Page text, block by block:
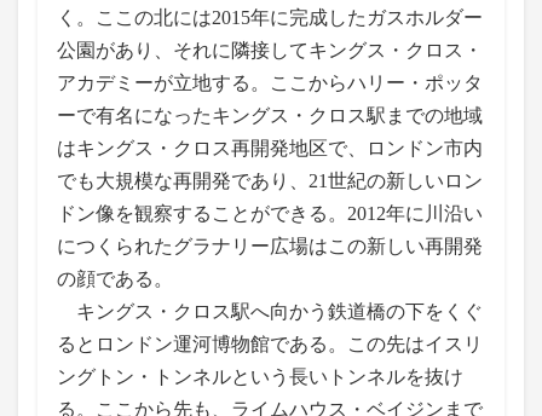
く。ここの北には2015年に完成したガスホルダー
公園があり、それに隣接してキングス・クロス・
アカデミーが立地する。ここからハリー・ポッタ
ーで有名になったキングス・クロス駅までの地域
はキングス・クロス再開発地区で、ロンドン市内
でも大規模な再開発であり、21世紀の新しいロン
ドン像を観察することができる。2012年に川沿い
につくられたグラナリー広場はこの新しい再開発
の顔である。
キングス・クロス駅へ向かう鉄道橋の下をくぐ
るとロンドン運河博物館である。この先はイスリ
ングトン・トンネルという長いトンネルを抜け
る。ここから先も、ライムハウス・ベイジンまで